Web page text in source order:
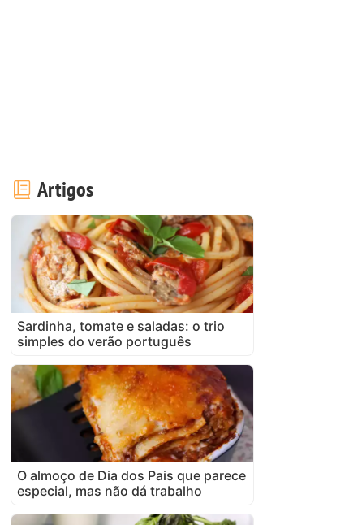
Artigos
Sardinha, tomate e saladas: o trio
simples do verão português
O almoço de Dia dos Pais que parece
especial, mas não dá trabalho